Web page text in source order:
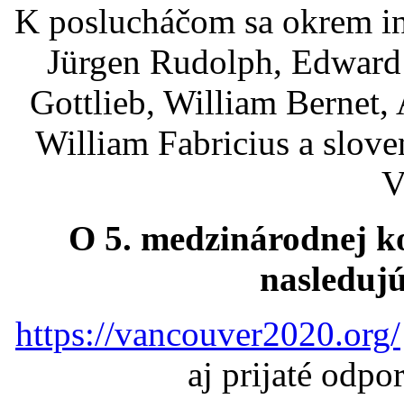
K poslucháčom sa okrem
Jürgen Rudolph,
Gottlieb, William Bernet,
William Fabricius a
O 5. medzinárodnej
https://vancouver2020.org/
aj prijaté